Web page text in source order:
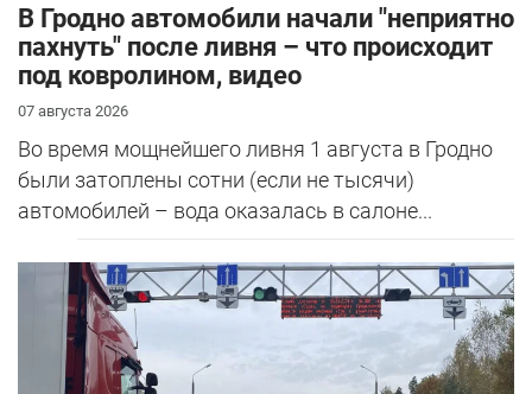
В Гродно автомобили начали "неприятно
пахнуть" после ливня – что происходит
под ковролином, видео
07 августа 2026
Во время мощнейшего ливня 1 августа в Гродно
были затоплены сотни (если не тысячи)
автомобилей – вода оказалась в салоне...